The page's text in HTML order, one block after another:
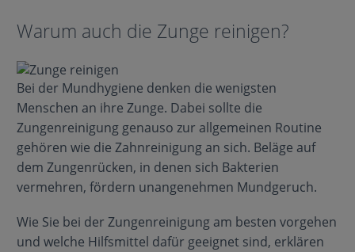
Warum auch die Zunge reinigen?
Bei der Mundhygiene denken die wenigsten
Menschen an ihre Zunge. Dabei sollte die
Zungenreinigung genauso zur allgemeinen Routine
gehören wie die Zahnreinigung an sich. Beläge auf
dem Zungenrücken, in denen sich Bakterien
vermehren, fördern unangenehmen Mundgeruch.
Wie Sie bei der Zungenreinigung am besten vorgehen
und welche Hilfsmittel dafür geeignet sind, erklären